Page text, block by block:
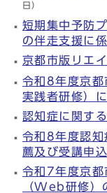
日）
短期集中予防
の伴走支援に
京都市版リエ
令和8年度京都
実践者研修）
認知症に関す
令和8年度認知
薦及び受講申
令和7年度京都
（Web研修）